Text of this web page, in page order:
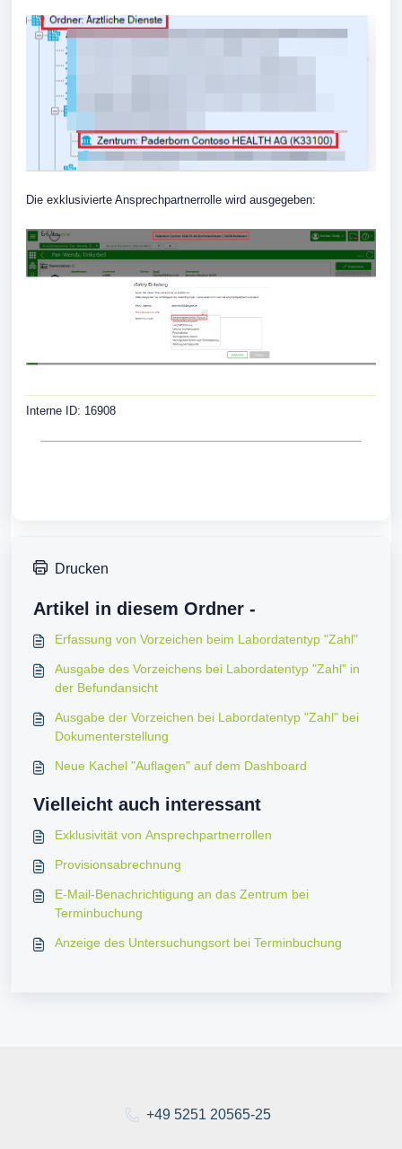
Die exklusivierte Ansprechpartnerrolle wird ausgegeben:
Interne ID: 16908
Drucken
Artikel in diesem Ordner -
Erfassung von Vorzeichen beim Labordatentyp "Zahl"
Ausgabe des Vorzeichens bei Labordatentyp "Zahl" in
der Befundansicht
Ausgabe der Vorzeichen bei Labordatentyp "Zahl" bei
Dokumenterstellung
Neue Kachel "Auflagen" auf dem Dashboard
Vielleicht auch interessant
Exklusivität von Ansprechpartnerrollen
Provisionsabrechnung
E-Mail-Benachrichtigung an das Zentrum bei
Terminbuchung
Anzeige des Untersuchungsort bei Terminbuchung
+49 5251 20565-25